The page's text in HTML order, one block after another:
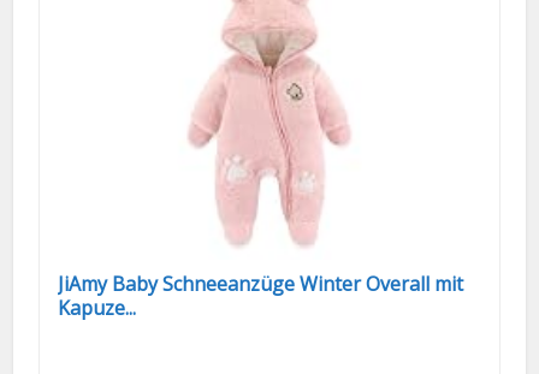
JiAmy Baby Schneeanzüge Winter Overall mit
Kapuze...